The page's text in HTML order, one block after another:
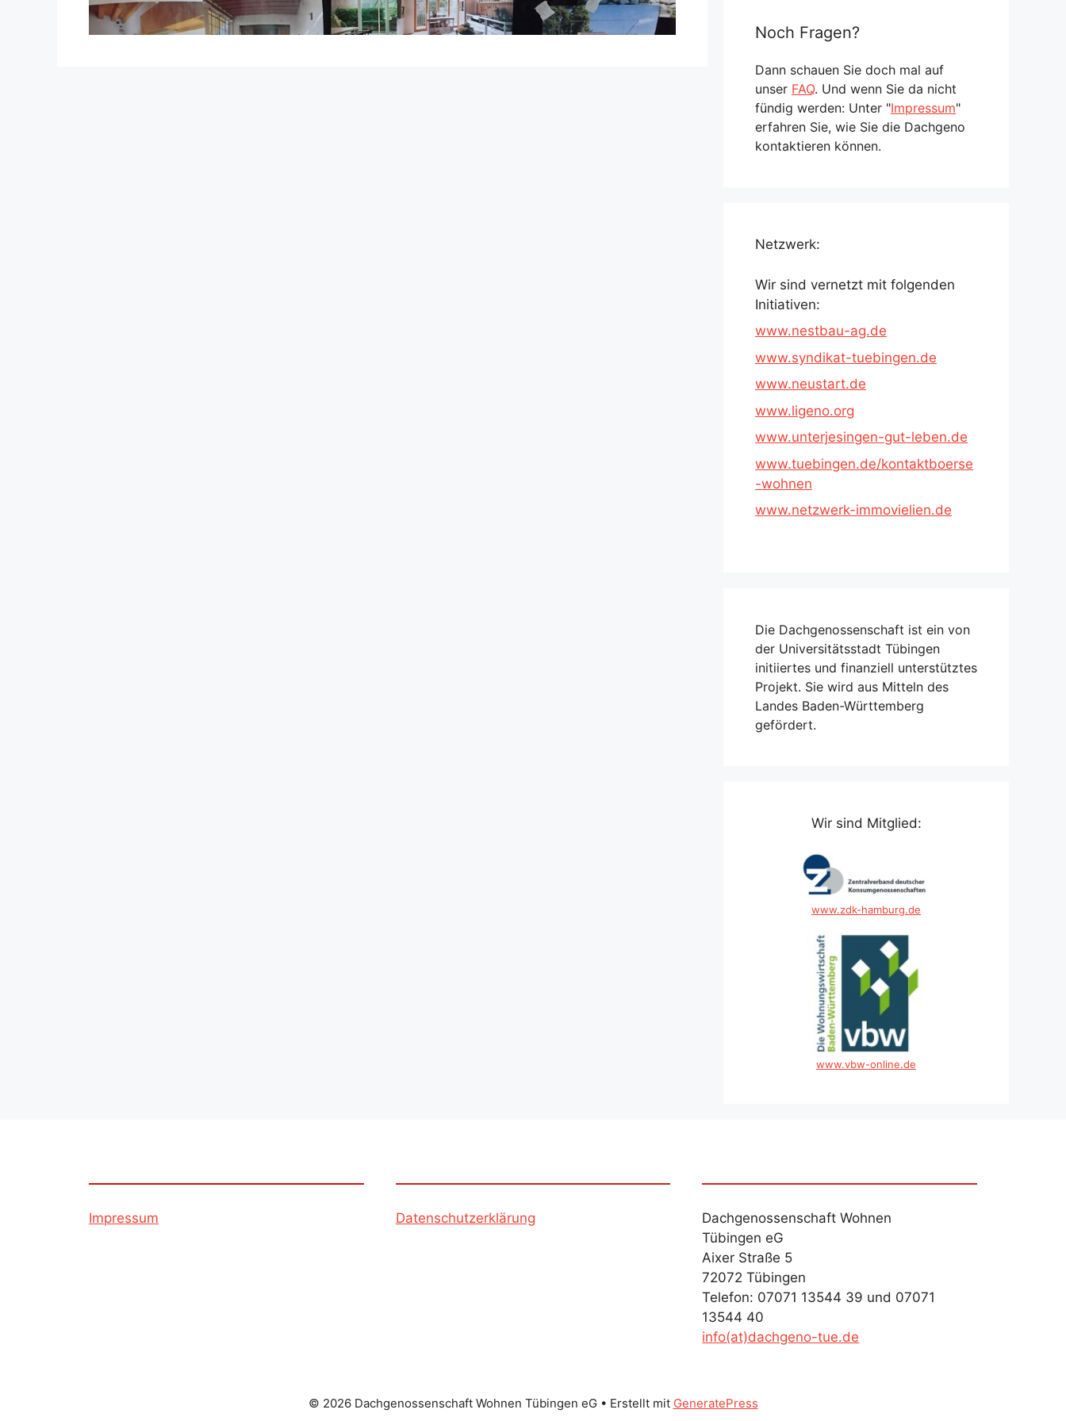
Noch Fragen?
Dann schauen Sie doch mal auf
unser FAQ. Und wenn Sie da nicht
fündig werden: Unter "Impressum"
erfahren Sie, wie Sie die Dachgeno
kontaktieren können.
Netzwerk:
Wir sind vernetzt mit folgenden
Initiativen:
www.nestbau-ag.de
www.syndikat-tuebingen.de
www.neustart.de
www.ligeno.org
www.unterjesingen-gut-leben.de
www.tuebingen.de/kontaktboerse
-wohnen
www.netzwerk-immovielien.de
Die Dachgenossenschaft ist ein von
der Universitätsstadt Tübingen
initiiertes und finanziell unterstütztes
Projekt. Sie wird aus Mitteln des
Landes Baden-Württemberg
gefördert.
Wir sind Mitglied:
www.zdk-hamburg.de
www.vbw-online.de
Impressum Datenschutzerklärung
Dachgenossenschaft Wohnen
Tübingen eG
Aixer Straße 5
72072 Tübingen
Telefon: 07071 13544 39 und 07071
13544 40
info(at)dachgeno-tue.de
© 2026 Dachgenossenschaft Wohnen Tübingen eG• Erstellt mit GeneratePress